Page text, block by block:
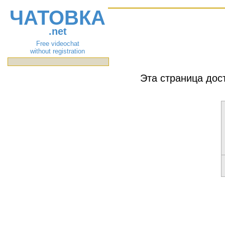
ЧАТОВКА
.net
Free videochat
without registration
Эта страница